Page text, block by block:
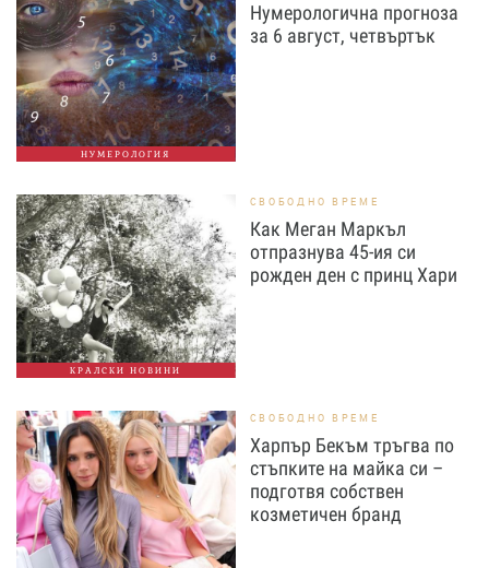
НУМЕРОЛОГИЯ
Нумерологична прогноза
за 6 август, четвъртък
КРАЛСКИ НОВИНИ
СВОБОДНО ВРЕМЕ
Как Меган Маркъл
отпразнува 45-ия си
рожден ден с принц Хари
СВОБОДНО ВРЕМЕ
Харпър Бекъм тръгва по
стъпките на майка си –
подготвя собствен
козметичен бранд